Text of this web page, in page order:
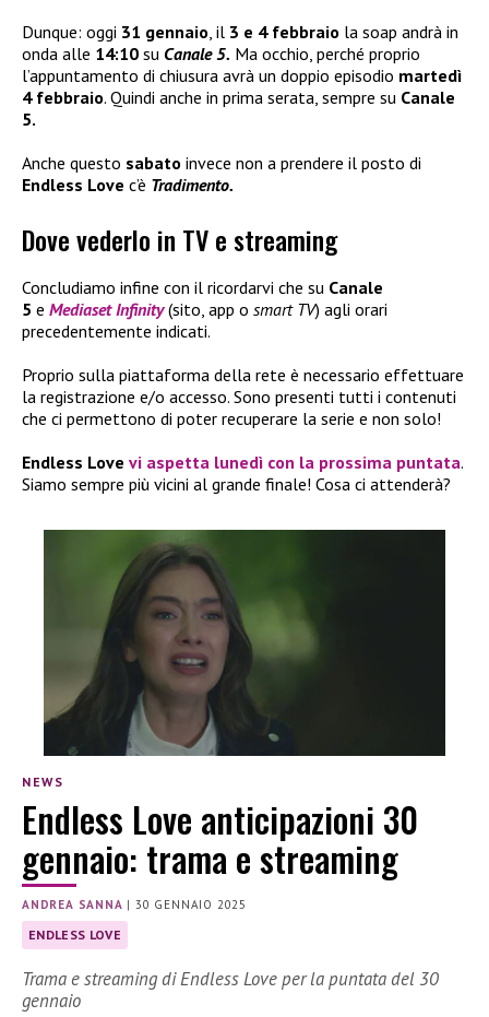
Dunque: oggi 31 gennaio , il 3 e 4 febbraio la soap andrà in
onda alle 14:10 su Canale 5. Ma occhio, perché proprio
l’appuntamento di chiusura avrà un doppio episodio martedì
4 febbraio. Quindi anche in prima serata, sempre su Canale
5.
Anche questo sabato invece non a prendere il posto di
Endless Love c’è Tradimento.
Dove vederlo in TV e streaming
Concludiamo infine con il ricordarvi che su Canale
5 e Mediaset Infinity(sito, app o smart TV) agli orari
precedentemente indicati.
Proprio sulla piattaforma della rete è necessario effettuare
la registrazione e/o accesso. Sono presenti tutti i contenuti
che ci permettono di poter recuperare la serie e non solo!
Endless Love vi aspetta lunedì con la prossima puntata.
Siamo sempre più vicini al grande finale! Cosa ci attenderà?
NEWS
Endless Love anticipazioni 30
gennaio: trama e streaming
ANDREA SANNA |30 GENNAIO 2025
ENDLESS LOVE
Trama e streaming di Endless Love per la puntata del 30
gennaio